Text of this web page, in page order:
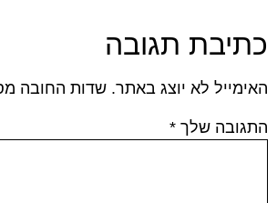
כתיבת תגובה
האימייל לא יוצג באתר. שדות החובה
התגובה שלך *